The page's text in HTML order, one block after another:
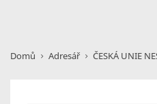
Domů Adresář ČESKÁ UNIE